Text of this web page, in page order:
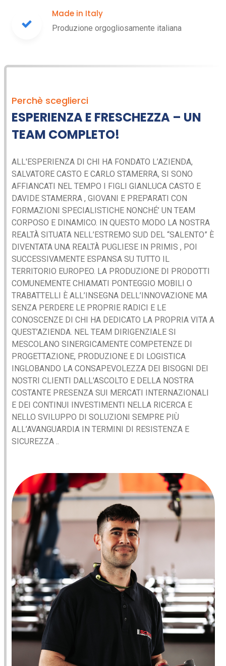
Made in Italy
Produzione orgogliosamente italiana
Perchè sceglierci
ESPERIENZA E FRESCHEZZA – UN
TEAM COMPLETO!
ALL'ESPERIENZA DI CHI HA FONDATO L’AZIENDA,
SALVATORE CASTO E CARLO STAMERRA, SI SONO
AFFIANCATI NEL TEMPO I FIGLI GIANLUCA CASTO E
DAVIDE STAMERRA , GIOVANI E PREPARATI CON
FORMAZIONI SPECIALISTICHE NONCHÉ’ UN TEAM
CORPOSO E DINAMICO. IN QUESTO MODO LA NOSTRA
REALTÀ SITUATA NELL’ESTREMO SUD DEL “SALENTO” È
DIVENTATA UNA REALTÀ PUGLIESE IN PRIMIS , POI
SUCCESSIVAMENTE ESPANSA SU TUTTO IL
TERRITORIO EUROPEO. LA PRODUZIONE DI PRODOTTI
COMUNEMENTE CHIAMATI PONTEGGIO MOBILI O
TRABATTELLI È ALL’INSEGNA DELL’INNOVAZIONE MA
SENZA PERDERE LE PROPRIE RADICI E LE
CONOSCENZE DI CHI HA DEDICATO LA PROPRIA VITA A
QUEST’AZIENDA. NEL TEAM DIRIGENZIALE SI
MESCOLANO SINERGICAMENTE COMPETENZE DI
PROGETTAZIONE, PRODUZIONE E DI LOGISTICA
INGLOBANDO LA CONSAPEVOLEZZA DEI BISOGNI DEI
NOSTRI CLIENTI DALL'ASCOLTO E DELLA NOSTRA
COSTANTE PRESENZA SUI MERCATI INTERNAZIONALI
E DEI CONTINUI INVESTIMENTI NELLA RICERCA E
NELLO SVILUPPO DI SOLUZIONI SEMPRE PIÙ
ALL’AVANGUARDIA IN TERMINI DI RESISTENZA E
SICUREZZA ..